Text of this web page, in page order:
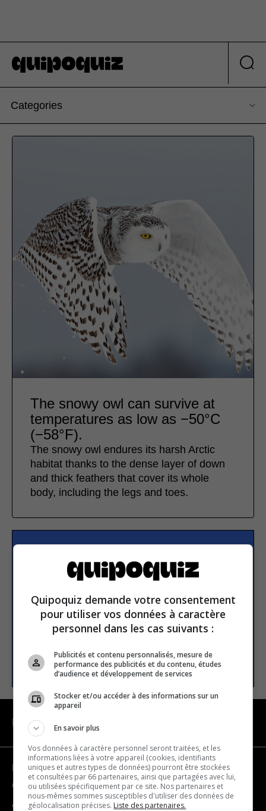
Categories
The snowy owl can survive at
temperatures as low as −50°C
(−58°F).
The snowy owl endures its harsh Arctic
habitat thanks to the dense layer of down
and thick feathers that cover its whole
body, including the legs and toes.
newsletter
Email address
SUBSCRIBE
NAVIGATION
Become a partner
Contact us
About us
Quipoquiz demande votre consentement
pour utiliser vos données à caractère
personnel dans les cas suivants :
Publicités et contenu personnalisés, mesure de
performance des publicités et du contenu, études
d’audience et développement de services
Stocker et/ou accéder à des informations sur un
appareil
En savoir plus
Vos données à caractère personnel seront traitées, et les
informations liées à votre appareil (cookies, identifiants
uniques et autres types de données) pourront être stockées
et consultées par 66 partenaires, ainsi que partagées avec lui,
ou utilisées spécifiquement par ce site. Nos partenaires et
nous-mêmes sommes susceptibles d'utiliser des données de
géolocalisation précises. Liste des partenaires.